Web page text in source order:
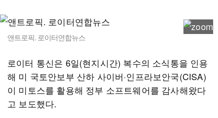
앤트로픽. 로이터연합뉴스
로이터 통신은 6일(현지시간) 복수의 소식통을 인용
해 미 국토안보부 산하 사이버·인프라보안국(CISA)
이 미토스를 활용해 정부 소프트웨어를 감사해왔다
고 보도했다.